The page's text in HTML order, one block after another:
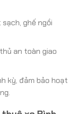
ghế ngồi
an toàn giao
kỳ, đảm bảo hoạt